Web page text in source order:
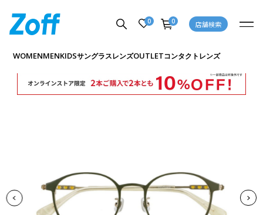
0 0 店舗検索
WOMENMENKIDSサングラスレンズOUTLETコンタクトレンズ
商品詳細ページへ